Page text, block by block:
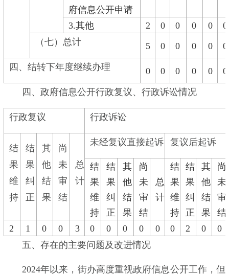
府信息公开申请
3.其他 2 0 0 0 0
0
（七）总计
5 0 0 0 0 0
四、结转下年度继续办理 0 0 0 0 0 0
四、政府信息公开行政复议、行政诉讼情况
行政复议 行政诉讼
结
果
维
持
结
果
纠
正
其
他
结
果
尚
未
审
结
总
计
未经复议直接起诉 复议后起诉
结
果
维
持
结
果
纠
正
其
他
结
果
尚
未
审
结
总
计
结
果
维
持
结
果
纠
正
其
他
结
果
尚
未
审
结
2
1 0 0 3 0 0 0 0 0 0 2 0
0
五、存在的主要问题及改进情况
2024年以来，街办高度重视政府信息公开工作，但